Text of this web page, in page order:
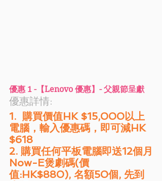
優惠 1 -【Lenovo 優惠】- 父親節呈獻
優惠詳情:
1.  購買價值HK $15,000以上
電腦，輸入優惠碼，即可減HK
$618
2. 購買任何平板電腦即送12個月
Now-E煲劇碼(價
值:HK$880), 名額50個, 先到